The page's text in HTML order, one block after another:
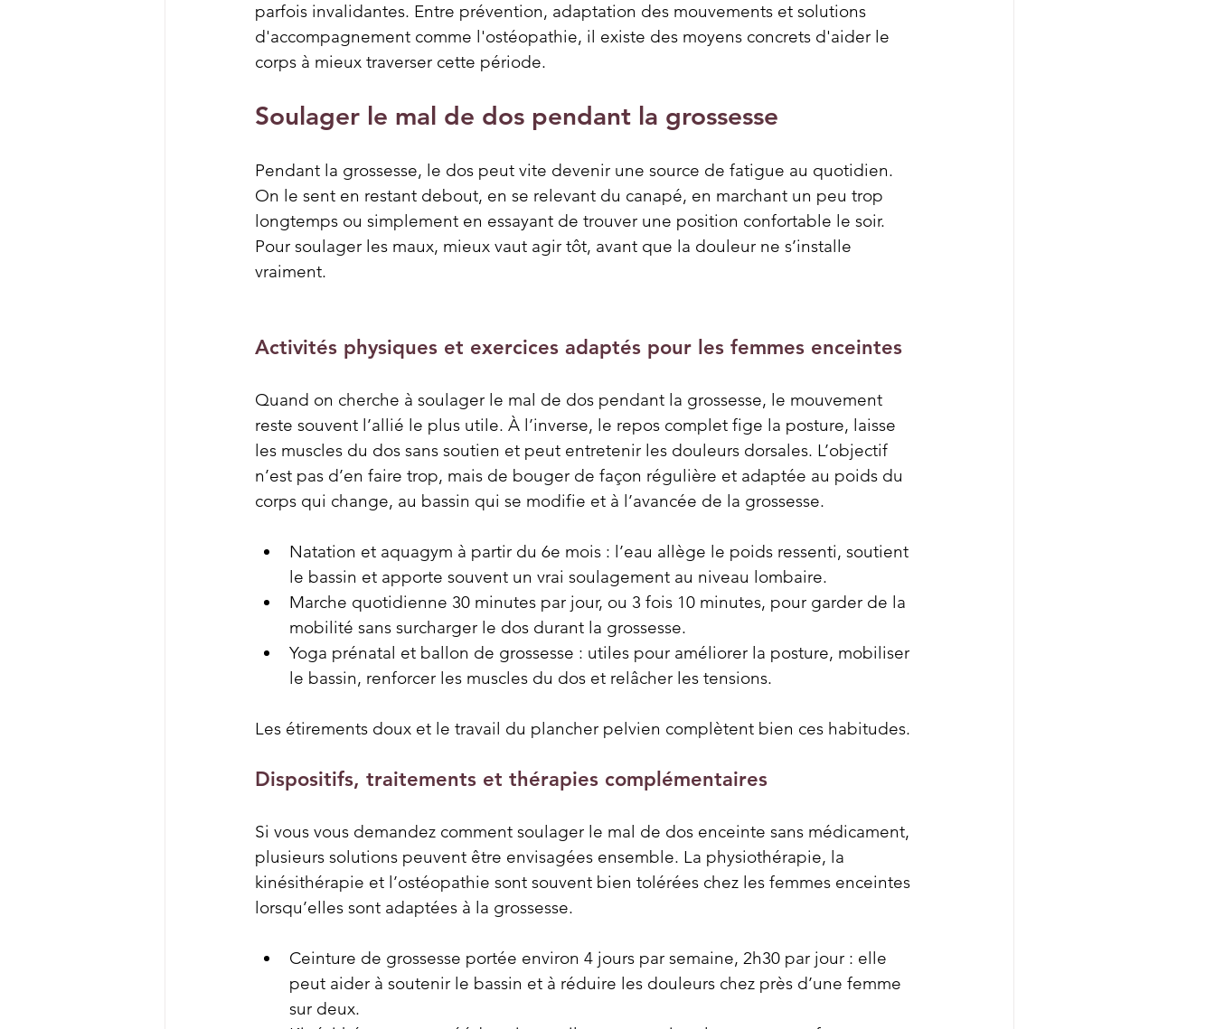
parfois invalidantes. Entre prévention, adaptation des mouvements et solutions
d'accompagnement comme l'ostéopathie, il existe des moyens concrets d'aider le
corps à mieux traverser cette période.
Soulager le mal de dos pendant la grossesse
Pendant la grossesse, le dos peut vite devenir une source de fatigue au quotidien.
On le sent en restant debout, en se relevant du canapé, en marchant un peu trop
longtemps ou simplement en essayant de trouver une position confortable le soir.
Pour soulager les maux, mieux vaut agir tôt, avant que la douleur ne s’installe
vraiment.
Activités physiques et exercices adaptés pour les femmes enceintes
Quand on cherche à soulager le mal de dos pendant la grossesse, le mouvement
reste souvent l’allié le plus utile. À l’inverse, le repos complet fige la posture, laisse
les muscles du dos sans soutien et peut entretenir les douleurs dorsales. L’objectif
n’est pas d’en faire trop, mais de bouger de façon régulière et adaptée au poids du
corps qui change, au bassin qui se modifie et à l’avancée de la grossesse.
Natation et aquagym à partir du 6e mois : l’eau allège le poids ressenti, soutient
le bassin et apporte souvent un vrai soulagement au niveau lombaire.
Marche quotidienne 30 minutes par jour, ou 3 fois 10 minutes, pour garder de la
mobilité sans surcharger le dos durant la grossesse.
Yoga prénatal et ballon de grossesse : utiles pour améliorer la posture, mobiliser
le bassin, renforcer les muscles du dos et relâcher les tensions.
Les étirements doux et le travail du plancher pelvien complètent bien ces habitudes.
Dispositifs, traitements et thérapies complémentaires
Si vous vous demandez comment soulager le mal de dos enceinte sans médicament,
plusieurs solutions peuvent être envisagées ensemble. La physiothérapie, la
kinésithérapie et l’ostéopathie sont souvent bien tolérées chez les femmes enceintes
lorsqu’elles sont adaptées à la grossesse.
Ceinture de grossesse portée environ 4 jours par semaine, 2h30 par jour : elle
peut aider à soutenir le bassin et à réduire les douleurs chez près d’une femme
sur deux.